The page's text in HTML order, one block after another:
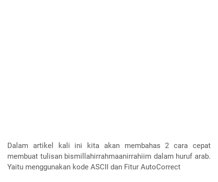
Dalam artikel kali ini kita akan membahas 2 cara cepat
membuat tulisan bismillahirrahmaanirrahiim dalam huruf arab.
Yaitu menggunakan kode ASCII dan Fitur AutoCorrect